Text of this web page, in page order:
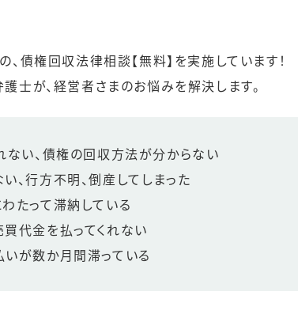
債権回収法律相談【無料】を実施しています！
士が、経営者さまのお悩みを解決します。
ない、債権の回収方法が分からない
、行方不明、倒産してしまった
たって滞納している
代金を払ってくれない
が数か月間滞っている